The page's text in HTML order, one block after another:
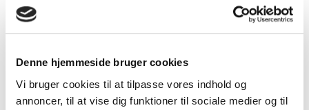
Denne hjemmeside bruger cookies
Vi bruger cookies til at tilpasse vores indhold og
annoncer, til at vise dig funktioner til sociale medier og til
Juni-august, 60 cm
30,00 DKK
(inkl. moms)
VIS PRODUKT